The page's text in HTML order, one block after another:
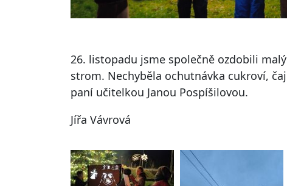
26. listopadu jsme společně ozdobili
strom. Nechyběla ochutnávka cukroví,
paní učitelkou Janou Pospíšilovou.
Jířa Vávrová